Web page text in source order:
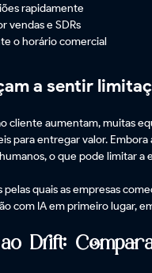
rapidamente
vendas e SDRs
o horário comercial
a sentir
cliente aumentam, muitas
para entregar valor.
o que pode limitar
pelas quais as empresas
com IA em primeiro lugar,
Drift: